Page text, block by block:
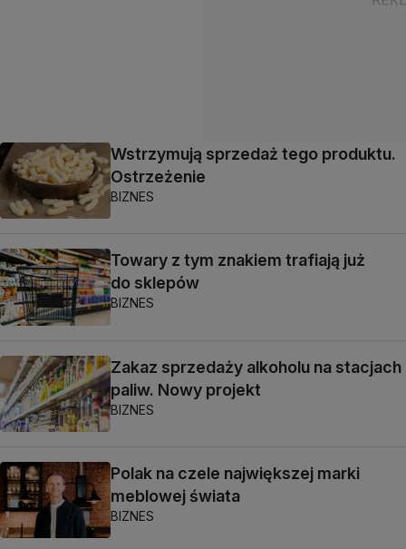
Wstrzymują sprzedaż tego produktu.
Ostrzeżenie
BIZNES
Towary z tym znakiem trafiają już
do sklepów
BIZNES
Zakaz sprzedaży alkoholu na stacjach
paliw. Nowy projekt
BIZNES
Polak na czele największej marki
meblowej świata
BIZNES